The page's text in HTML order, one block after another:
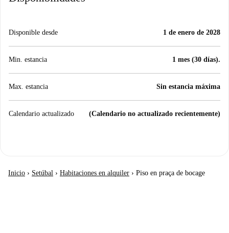
Disponible desde 1 de enero de 2028
Min. estancia 1 mes (30 días).
Max. estancia Sin estancia máxima
Calendario actualizado (Calendario no actualizado recientemente)
Inicio › Setúbal › Habitaciones en alquiler › Piso en praça de bocage